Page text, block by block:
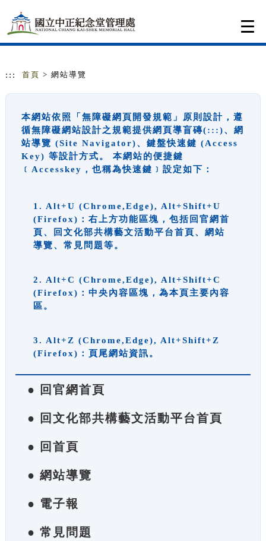
::: 首頁 > 網站導覽
本網站依照「無障礙網頁開發規範」原則設計，遵
循無障礙網站設計之規範提供網頁導盲磚(:::)、網
站導覽 (Site Navigator)、鍵盤快速鍵 (Access
Key) 等設計方式。 本網站的便捷鍵
﹝Accesskey，也稱為快速鍵﹞設定如下：
1. Alt+U (Chrome,Edge), Alt+Shift+U
(Firefox)：右上方功能區塊，包括回官網首
頁、回文化部共構藝文活動平台首頁、網站
導覽、常見問題等。
2. Alt+C (Chrome,Edge), Alt+Shift+C
(Firefox)：中央內容區塊，為本頁主要內容
區。
3. Alt+Z (Chrome,Edge), Alt+Shift+Z
(Firefox)：頁尾網站資訊。
● 回官網首頁
● 回文化部共構藝文活動平台首頁
● 回首頁
● 網站導覽
● 電子報
● 常見問題